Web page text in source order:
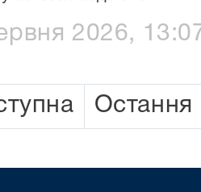
2026,
Остання